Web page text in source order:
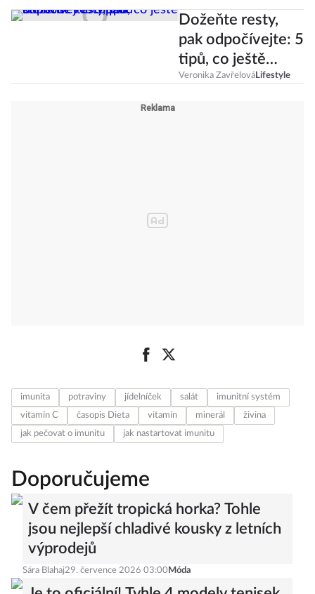
Dožeňte resty,
pak odpočívejte: 5
tipů, co ještě
stihnout v
Veronika ZavřelováLifestyle
imunita potraviny jídelníček salát
imunitní systém
vitamín C
časopis Dieta vitamín minerál
živina
jak pečovat o imunitu
jak nastartovat imunitu
Doporučujeme
V čem přežít tropická horka? Tohle
jsou nejlepší chladivé kousky z letních
výprodejů
Sára Blahaj29. července 2026 03:00 Móda